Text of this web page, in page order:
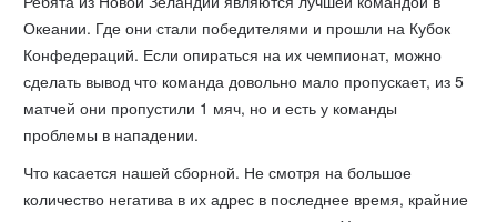
Океании. Где они стали победителями и прошли на Кубок
Конфедераций. Если опираться на их чемпионат, можно
сделать вывод что команда довольно мало пропускает, из 5
матчей они пропустили 1 мяч, но и есть у команды
проблемы в нападении.
Что касается нашей сборной. Не смотря на большое
количество негатива в их адрес в последнее время, крайние